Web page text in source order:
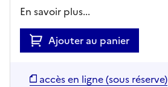
En savoir plus...
Ajouter au panier
accès en ligne (sous réserve)